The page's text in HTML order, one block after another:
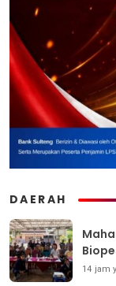
DAERAH
14 jam